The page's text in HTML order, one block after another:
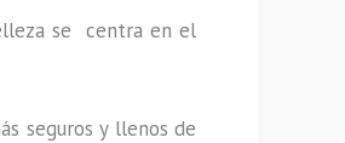
se centra en el
seguros y llenos de